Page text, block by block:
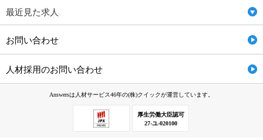
最近見た求人
お問い合わせ
人材採用のお問い合わせ
Answersは人材サービス46年の(株)クイックが運営しています。
厚生労働大臣認可
27-ユ-020100